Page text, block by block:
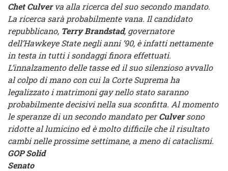
Chet Culverva alla ricerca del suo secondo mandato.
La ricerca sarà probabilmente vana. Il candidato
repubblicano, Terry Brandstad, governatore
dell’Hawkeye State negli anni ’90, è infatti nettamente
in testa in tutti i sondaggi finora effettuati.
L’innalzamento delle tasse ed il suo silenzioso avvallo
al colpo di mano con cui la Corte Suprema ha
legalizzato i matrimoni gay nello stato saranno
probabilmente decisivi nella sua sconfitta. Al momento
le speranze di un secondo mandato perCulversono
ridotte al lumicino ed è molto difficile che il risultato
cambi nelle prossime settimane, a meno di cataclismi.
GOP Solid
Senato